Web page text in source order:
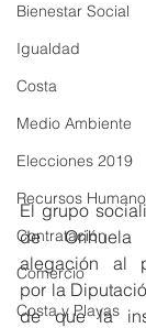
Bienestar Social
Igualdad
Costa
Medio Ambiente
Elecciones 2019
Recursos
Contratación
Comercio
Costa y Playas
El grupo
de
alegación al
por la
de que la